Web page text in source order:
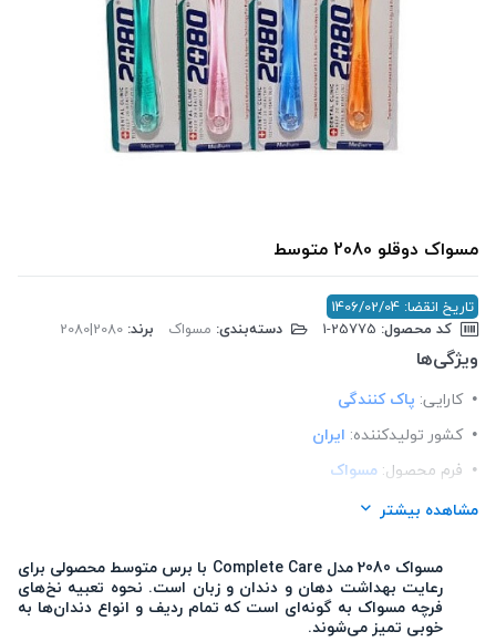
مسواک دوقلو 2080 متوسط
تاریخ انقضا: 1406/02/04
کد محصول:
دسته‌بندی: مسواک برند: 2080|2080
ویژگی‌ها
کارایی: پاک کنندگی
کشور تولید‎کننده:
ایران
فرم محصول: مسواک
برند:بیست هشتاد (2080)
جنسیت:آقایان , خانم ها
محل استعمال:دهان و دندان
مشاهده بیشتر
مسواک 2080 مدل Complete Care با برس متوسط محصولی برای
رعایت بهداشت دهان و دندان و زبان است. نحوه تعبیه نخ‌های
فرچه مسواک به گونه‌ای است که تمام ردیف و انواع دندان‌ها به
خوبی تمیز می‌شوند.